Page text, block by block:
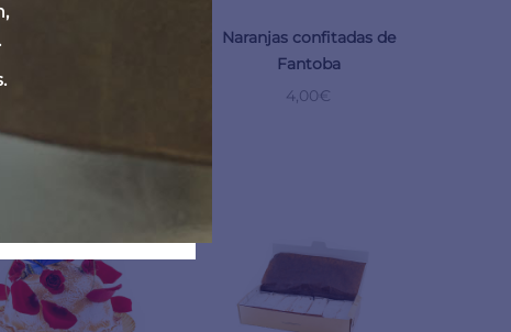
confitado
Naranjas confitadas de
Fantoba
4,00€